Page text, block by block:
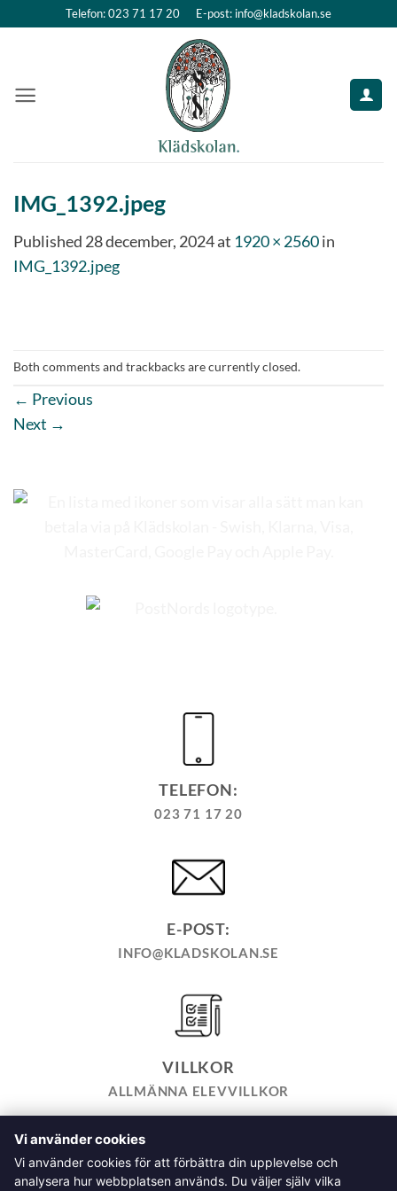
Telefon: 023 71 17 20 E-post: info@kladskolan.se
IMG_1392.jpeg
Published 28 december, 2024at 1920 × 2560in
IMG_1392.jpeg
Both comments and trackbacks are currently closed.
← Previous
Next →
TELEFON:
023 71 17 20
E-POST:
INFO@KLADSKOLAN.SE
VILLKOR
ALLMÄNNA ELEVVILLKOR
TILL KASSAN VARUKORG
HEMSIDEPOLICY
COOKIEPOLICY
INTEGRITETSPOLICY
Vi använder cookies
Vi använder cookies för att förbättra din upplevelse och
analysera hur webbplatsen används. Du väljer själv vilka